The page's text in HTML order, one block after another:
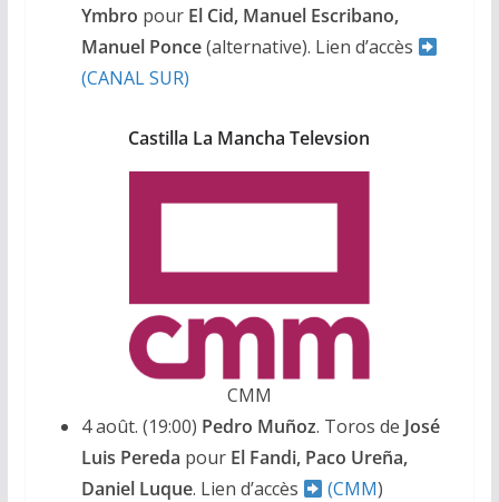
Ymbro pourEl Cid, Manuel Escribano,
Manuel Ponce(alternative). Lien d’accès
(CANAL SUR)
Castilla La Mancha Televsion
CMM
4 août. (19:00) Pedro Muñoz. Toros de José
Luis Pereda pour El Fandi, Paco Ureña,
Daniel Luque. Lien d’accès (CMM)